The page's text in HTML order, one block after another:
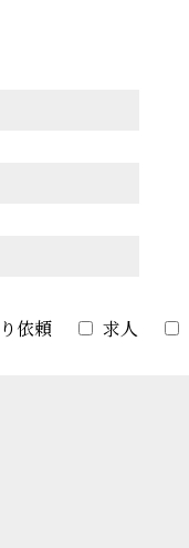
依頼 求人